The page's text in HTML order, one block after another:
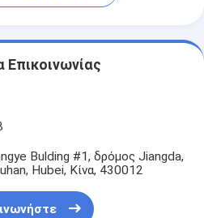
Επικοινωνίας
Bulding #1, δρόμος Jiangda,
Hubei, Κίνα, 430012